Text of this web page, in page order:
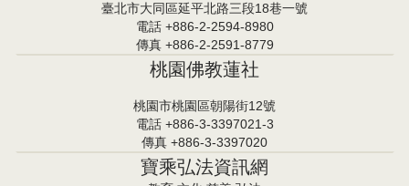
臺北市大同區延平北路三段18巷一號
電話 +886-2-2594-8980
傳真 +886-2-2591-8779
桃園佛教蓮社
桃園市桃園區朝陽街12號
電話 +886-3-3397021-3
傳真 +886-3-3397020
寶乘弘法資訊網